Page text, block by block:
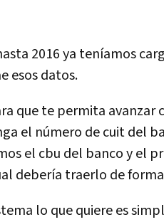
2016 ya tení­amos
esos datos.
que te permita avanzar
el número de cuit del
el cbu del banco y el
deberí­a traerlo de
lo que quiere es